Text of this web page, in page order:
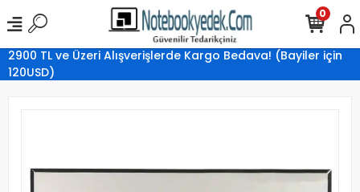
2900 TL ve Üzeri Alışverişlerde Kargo Bedava! (Bayiler için
120USD)
0